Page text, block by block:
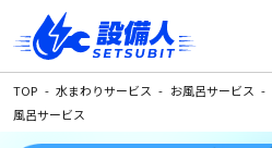
TOP 水まわりサービス お風呂サービス
風呂サービス